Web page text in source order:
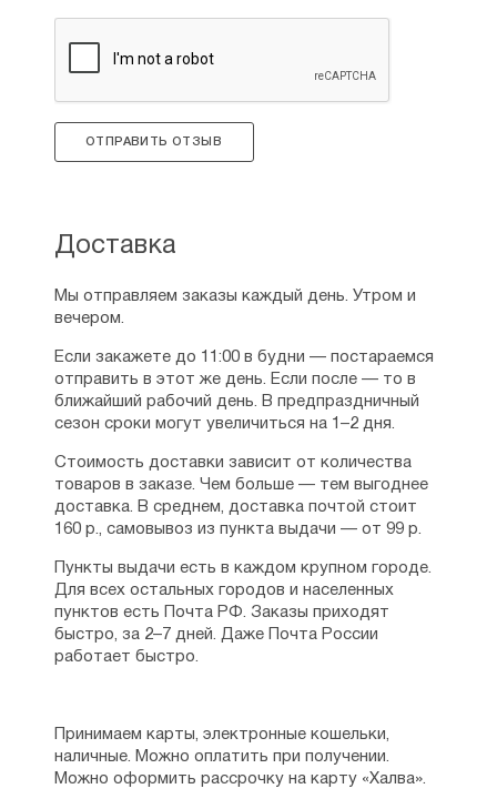
ОТПРАВИТЬ ОТЗЫВ
Доставка
Мы отправляем заказы каждый день. Утром и
вечером.
Если закажете до 11:00 в будни — постараемся
отправить в этот же день. Если после — то в
ближайший рабочий день. В предпраздничный
сезон сроки могут увеличиться на 1–2 дня.
Стоимость доставки зависит от количества
товаров в заказе. Чем больше — тем выгоднее
доставка. В среднем, доставка почтой стоит
160 р., самовывоз из пункта выдачи — от 99 р.
Пункты выдачи есть в каждом крупном городе.
Для всех остальных городов и населенных
пунктов есть Почта РФ. Заказы приходят
быстро, за 2–7 дней. Даже Почта России
работает быстро.
Принимаем карты, электронные кошельки,
наличные. Можно оплатить при получении.
Можно оформить рассрочку на карту «Халва».